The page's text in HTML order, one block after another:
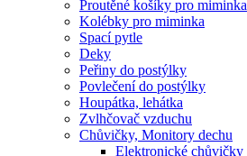
Proutěné košíky pro miminka
Kolébky pro miminka
Spací pytle
Deky
Peřiny do postýlky
Povlečení do postýlky
Houpátka, lehátka
Zvlhčovač vzduchu
Chůvičky, Monitory dechu
Elektronické chůvičky